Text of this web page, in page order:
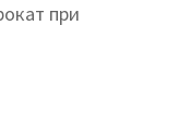
при